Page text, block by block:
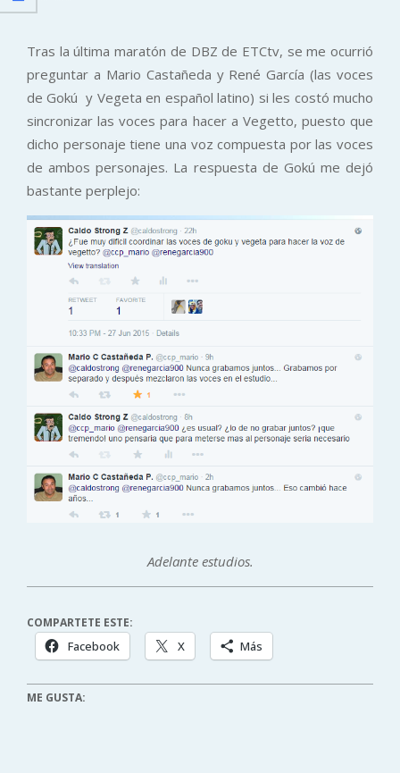
Tras la última maratón de DBZ de ETCtv, se me ocurrió
preguntar a Mario Castañeda y René García (las voces
de Gokú y Vegeta en español latino) si les costó mucho
sincronizar las voces para hacer a Vegetto, puesto que
dicho personaje tiene una voz compuesta por las voces
de ambos personajes. La respuesta de Gokú me dejó
bastante perplejo:
Adelante estudios.
COMPARTETE ESTE:
Facebook X Más
ME GUSTA: